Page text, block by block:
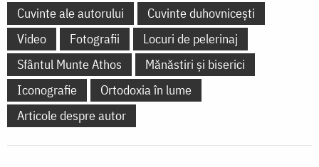
Cuvinte ale autorului
Cuvinte duhovnicești
Video
Fotografii
Locuri de pelerinaj
Sfântul Munte Athos
Mănăstiri și biserici
Iconografie
Ortodoxia în lume
Articole despre autor